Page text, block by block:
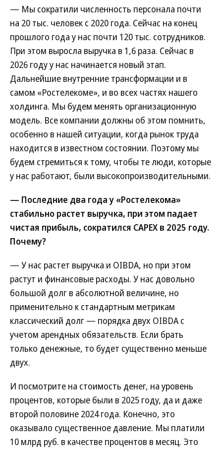
— Мы сократили численность персонала почти
на 20 тыс. человек с 2020 года. Сейчас на конец
прошлого года у нас почти 120 тыс. сотрудников.
При этом выросла выручка в 1,6 раза. Сейчас в
2026 году у нас начинается новый этап.
Дальнейшие внутренние трансформации и в
самом «Ростелекоме», и во всех частях нашего
холдинга. Мы будем менять организационную
модель. Все компании должны об этом помнить,
особенно в нашей ситуации, когда рынок труда
находится в известном состоянии. Поэтому мы
будем стремиться к тому, чтобы те люди, которые
у нас работают, были высокопроизводительными.
— Последние два года у «Ростелекома»
стабильно растет выручка, при этом падает
чистая прибыль, сократился CAPEX в 2025 году.
Почему?
— У нас растет выручка и OIBDA, но при этом
растут и финансовые расходы. У нас довольно
большой долг в абсолютной величине, но
применительно к стандартным метрикам
классический долг — порядка двух OIBDA с
учетом арендных обязательств. Если брать
только денежные, то будет существенно меньше
двух.
И посмотрите на стоимость денег, на уровень
процентов, которые были в 2025 году, да и даже
второй половине 2024 года. Конечно, это
оказывало существенное давление. Мы платили
10 млрд руб. в качестве процентов в месяц. Это